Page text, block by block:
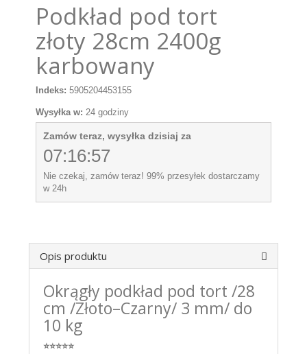
Podkład pod tort
złoty 28cm 2400g
karbowany
Indeks: 5905204453155
Wysyłka w: 24 godziny
Zamów teraz, wysyłka dzisiaj za
07:16:57
Nie czekaj, zamów teraz! 99% przesyłek dostarczamy
w 24h
Opis produktu
Okrągły podkład pod tort /28
cm /Złoto–Czarny/ 3 mm/ do
10 kg
⭐⭐⭐⭐⭐